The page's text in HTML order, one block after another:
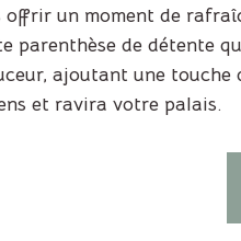
un moment de
parenthèse de détente
ajoutant une
et ravira votre palais.